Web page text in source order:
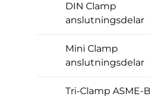
DIN Clamp
anslutningsdelar
Mini Clamp
anslutningsdelar
Tri-Clamp ASME-